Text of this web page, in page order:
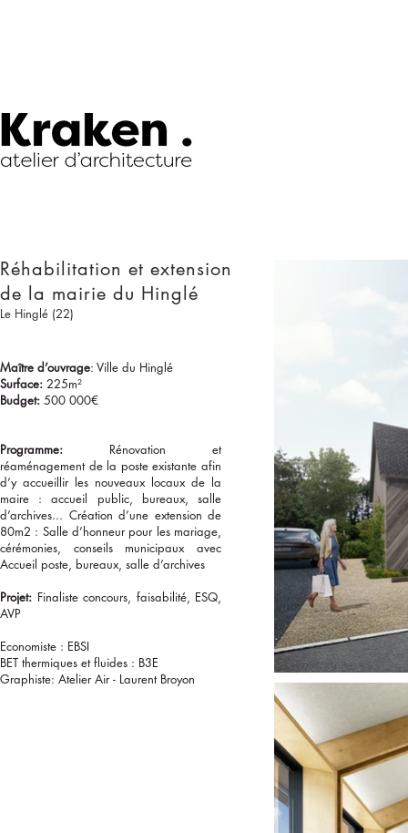
Réhabilitation et extension
de la mairie du Hinglé
Le Hinglé (22)
Maître d’ouvrage: Ville du Hinglé
Surface: 225m²
Budget: 500 000€
Programme: Rénovation et
réaménagement de la poste existante afin
d’y accueillir les nouveaux locaux de la
maire : accueil public, bureaux, salle
d’archives... Création d’une extension de
80m2 : Salle d’honneur pour les mariage,
cérémonies, conseils municipaux avec
Accueil poste, bureaux, salle d’archives
Projet: Finaliste concours, faisabilité, ESQ,
AVP
Economiste : EBSI
BET thermiques et fluides : B3E
Graphiste: Atelier Air - Laurent Broyon